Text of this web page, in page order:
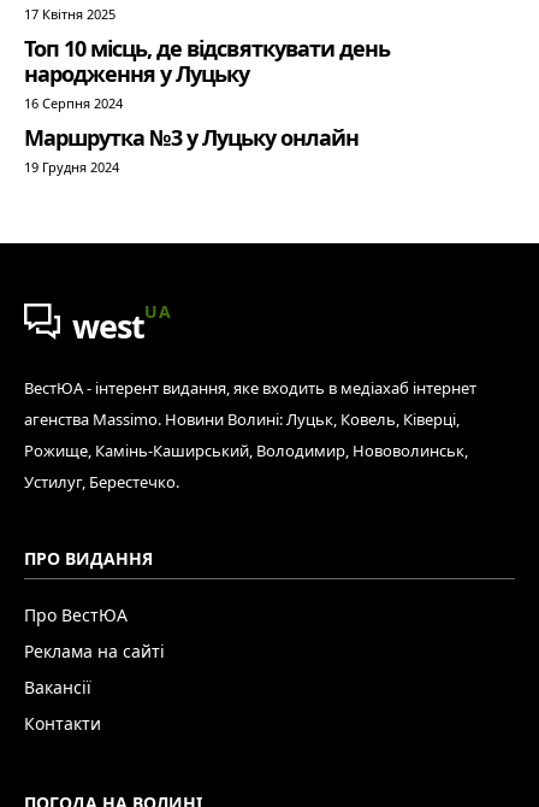
17 Квітня 2025
Топ 10 місць, де відсвяткувати день
народження у Луцьку
16 Серпня 2024
Маршрутка №3 у Луцьку онлайн
19 Грудня 2024
westUA
ВестЮА - інтерент видання, яке входить в медіахаб інтернет
агенства Massimo. Новини Волині: Луцьк, Ковель, Ківерці,
Рожище, Камінь-Каширський, Володимир, Нововолинськ,
Устилуг, Берестечко.
ПРО ВИДАННЯ
Про ВестЮА
Реклама на сайті
Вакансії
Контакти
ПОГОДА НА ВОЛИНІ